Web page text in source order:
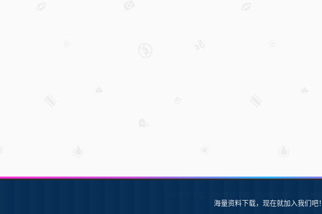
SW自学网
海量资料下载，现在就加入我们吧！